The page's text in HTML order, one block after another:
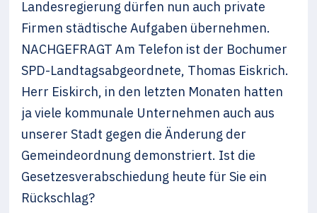
Landesregierung dürfen nun auch private
Firmen städtische Aufgaben übernehmen.
NACHGEFRAGT Am Telefon ist der Bochumer
SPD-Landtagsabgeordnete, Thomas Eiskrich.
Herr Eiskirch, in den letzten Monaten hatten
ja viele kommunale Unternehmen auch aus
unserer Stadt gegen die Änderung der
Gemeindeordnung demonstriert. Ist die
Gesetzesverabschiedung heute für Sie ein
Rückschlag?